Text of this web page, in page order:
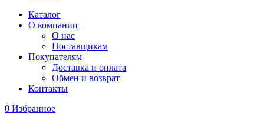
Каталог
О компании
О нас
Поставщикам
Покупателям
Доставка и оплата
Обмен и возврат
Контакты
0 Избранное